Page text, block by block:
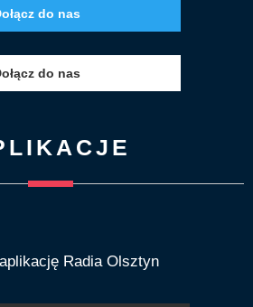
do nas
do nas
Radia Olsztyn